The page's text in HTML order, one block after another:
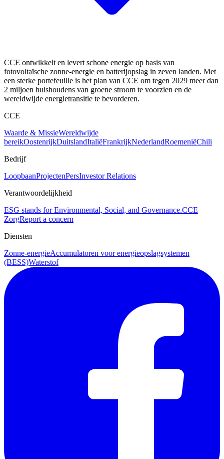
CCE ontwikkelt en levert schone energie op basis van
fotovoltaïsche zonne-energie en batterijopslag in zeven landen. Met
een sterke portefeuille is het plan van CCE om tegen 2029 meer dan
2 miljoen huishoudens van groene stroom te voorzien en de
wereldwijde energietransitie te bevorderen.
CCE
Waarde & MissieWereldwijde
bereikOostenrijkDuitslandItaliëFrankrijkNederlandRoemeniëChili
Bedrijf
LoopbaanProjectenPersInvestor Relations
Verantwoordelijkheid
ESG stands for Environmental, Social, and Governance.CCE
ZorgReport a concern
Diensten
Zonne-energieAccumulatoren voor energieopslagsystemen
(BESS)Waterstof